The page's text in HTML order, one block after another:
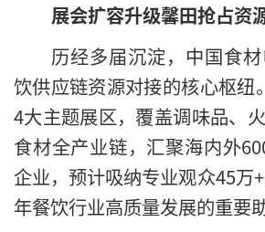
展会扩容升级馨田抢占资
历经多届沉淀，中国食
饮供应链资源对接的核心枢纽
4大主题展区，覆盖调味品、
食材全产业链，汇聚海内外
企业，预计吸纳专业观众45万
年餐饮行业高质量发展的重要